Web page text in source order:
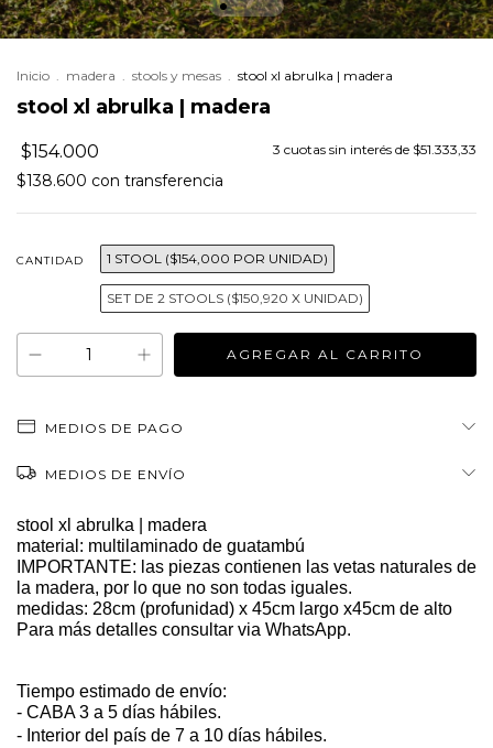
Inicio madera stools y mesas stool xl abrulka | madera
stool xl abrulka | madera
$154.000 3 cuotas sin interés de $51.333,33
$138.600 con transferencia
CANTIDAD 1 STOOL ($154,000 POR UNIDAD)
SET DE 2 STOOLS ($150,920 X UNIDAD)
MEDIOS DE PAGO
MEDIOS DE ENVÍO
stool xl abrulka | madera
material: multilaminado de guatambú
IMPORTANTE: las piezas contienen las vetas naturales de
la madera, por lo que no son todas iguales.
medidas: 28cm (profunidad) x 45cm largo x45cm de alto
Para más detalles consultar via WhatsApp.
Tiempo estimado de envío:
- CABA 3 a 5 días hábiles.
- Interior del país de 7 a 10 días hábiles.